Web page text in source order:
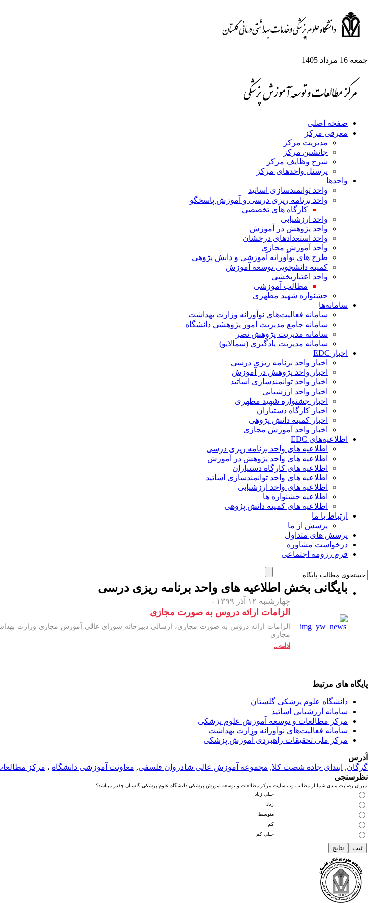
جمعه 16 مرداد 1405
صفحه اصلی
معرفی مرکز
مدیریت مرکز
جانشین مرکز
شرح وظایف مرکز
پرسنل واحدهای مرکز
واحدها
واحد توانمندسازی اساتید
واحد برنامه ریزی درسی و آموزش پاسخگو
کارگاه های تخصصی
واحد ارزشیابی
واحد پژوهش در آموزش
واحد استعدادهای درخشان
واحد آموزش مجازی
طرح های نوآورانه آموزشی و دانش پژوهی
کمیته دانشجویی توسعه آموزش
واحد اعتباربخشی
مطالب آموزشی
جشنواره شهید مطهری
سامانه‌ها
سامانه فعالیت‌های نوآورانه وزارت بهداشت
سامانه جامع مدیریت امور پژوهشی دانشگاه
سامانه مدیریت پژوهش نصر
سامانه مدیریت یادگیری (سمالایو)
اخبار EDC
اخبار واحد برنامه ریزی درسی
اخبار واحد پژوهش در آموزش
اخبار واحد توانمندسازی اساتید
اخبار واحد ارزشیابی
اخبار جشنواره شهید مطهری
اخبار کارگاه دستیاران
اخبار کمیته دانش پژوهی
اخبار واحد آموزش مجازی
اطلاعیه‌های EDC
اطلاعیه های واحد برنامه ریزی درسی
اطلاعیه های واحد پژوهش در آموزش
اطلاعیه های کارگاه دستیاران
اطلاعیه های واحد توانمندسازی اساتید
اطلاعیه های واحد ارزشیابی
اطلاعیه جشنواره ها
اطلاعیه های کمیته دانش پژوهی
ارتباط با ما
پرسش از ما
پرسش های متداول
درخواست مشاوره
فرم رزومه اجتماعی
بایگانی بخش اطلاعیه های واحد برنامه ریزی درسی
چهارشنبه ۱۲ آذر ۱۳۹۹ -
الزامات ارائه دروس به صورت مجازی
الزامات ارائه دروس به صورت مجازی، ارسالی دبیرخانه شورای عالی آموزش مجازی وزارت
مجازی
ادامه...
پایگاه های مرتبط
دانشگاه علوم پزشکی گلستان
سامانه ارزشیابی اساتید
مرکز مطالعات و توسعه آموزش علوم پزشکی
سامانه فعالیت‌های نوآورانه وزارت بهداشت
مرکز ملی تحقیقات راهبردی آموزش پزشکی
آدرس
گرگان, ابتدای جاده شصت کلا, مجموعه آموزش عالی شادروان فلسفی, معاونت آموزشی دانشگاه ، مرکز
نظرسنجی
میزان رضایت مندی شما از مطالب وب سایت مرکز مطالعات و توسعه آموزش پزشکی دانشگاه علوم پزشکی گلستان چقدر میباشد؟
خیلی زیاد
زیاد
متوسط
کم
خیلی کم